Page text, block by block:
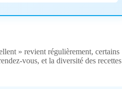
» revient régulièrement, certains
vous, et la diversité des recettes